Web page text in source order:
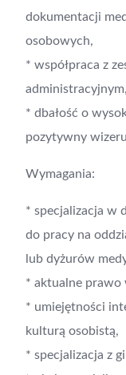
dokumentacji
osobowych,
* współpraca z
administracyjnym,
* dbałość o
pozytywny
Wymagania:
* specjalizacja w
do pracy na
lub dyżurów
* aktualne prawo
* umiejętności
kulturą osobistą,
* specjalizacja z